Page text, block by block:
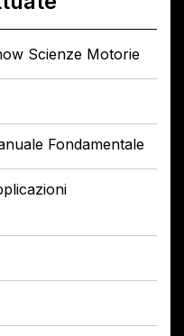
Scienze Motorie
Fondamentale